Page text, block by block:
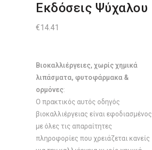
Εκδόσεις Ψύχαλου
€14.41
Βιοκαλλιέργειες, χωρίς χημικά
λιπάσματα, φυτοφάρμακα &
ορμόνες:
Ο πρακτικός αυτός οδηγός
βιοκαλλιέργειας είναι εφοδιασμένος
με όλες τις απαραίτητες
πληροφορίες που χρειάζεται κανείς